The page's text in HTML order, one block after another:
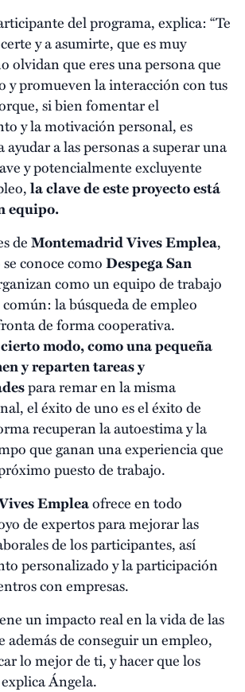
del programa, explica: “Te
y a asumirte, que es muy
olvidan que eres una persona que
y promueven la interacción con tus
si bien fomentar el
y la motivación personal, es
a las personas a superar una
y potencialmente excluyente
la clave de este proyecto está
equipo.
deMontemadrid Vives Emplea,
conoce comoDespega San
como un equipo de trabajo
la búsqueda de empleo
de forma cooperativa.
modo, como una pequeña
y reparten tareas y
para remar en la misma
el éxito de uno es el éxito de
recuperan la autoestima y la
que ganan una experiencia que
puesto de trabajo.
Empleaofrece en todo
de expertos para mejorar las
de los participantes, así
personalizado y la participación
con empresas.
un impacto real en la vida de las
además de conseguir un empleo,
lo mejor de ti, y hacer que los
Ángela.